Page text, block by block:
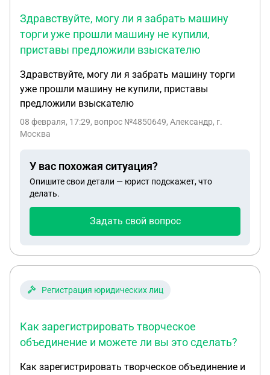
Здравствуйте, могу ли я забрать машину
торги уже прошли машину не купили,
приставы предложили взыскателю
Здравствуйте, могу ли я забрать машину торги
уже прошли машину не купили, приставы
предложили взыскателю
08 февраля, 17:29, вопрос №4850649, Александр, г.
Москва
У вас похожая ситуация?
Опишите свои детали — юрист подскажет, что
делать.
Задать свой вопрос
Регистрация юридических лиц
Как зарегистрировать творческое
объединение и можете ли вы это сделать?
Как зарегистрировать творческое объединение и